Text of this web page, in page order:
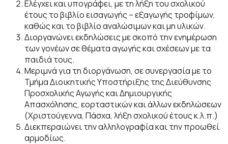
Ελέγχει και υπογράφει, με τη λήξη του σχολικού
έτους το βιβλίο εισαγωγής – εξαγωγής τροφίμων,
καθώς και το βιβλίο αναλώσιμων και μη υλικών.
Διοργανώνει εκδηλώσεις με σκοπό την ενημέρωση
των γονέων σε θέματα αγωγής και σχέσεων με τα
παιδιά τους.
Μεριμνά για τη διοργάνωση, σε συνεργασία με το
Τμήμα Διοικητικής Υποστήριξης της Διεύθυνσης
Προσχολικής Αγωγής και Δημιουργικής
Απασχόλησης, εορταστικών και άλλων εκδηλώσεων
(Χριστούγεννα, Πάσχα, λήξη σχολικού έτους κ.λ.π.)
Διεκπεραιώνει την αλληλογραφία και την προωθεί
αρμοδίως.